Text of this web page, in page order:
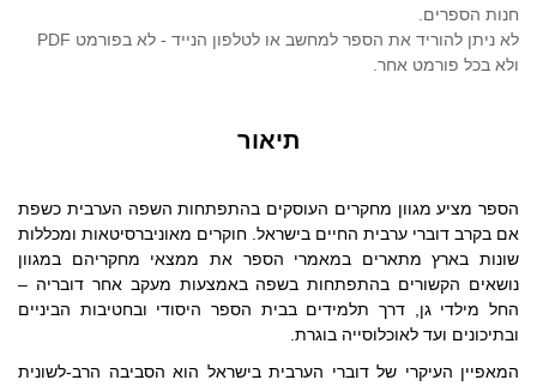
חנות הספרים.
לא ניתן להוריד את הספר למחשב או לטלפון הנייד - לא בפורמט PDF
ולא בכל פורמט אחר.
תיאור
הספר מציע מגוון מחקרים העוסקים בהתפתחות השפה הערבית כשפת
אם בקרב דוברי ערבית החיים בישראל. חוקרים מאוניברסיטאות ומכללות
שונות בארץ מתארים במאמרי הספר את ממצאי מחקריהם במגוון
נושאים הקשורים בהתפתחות בשפה באמצעות מעקב אחר דובריה –
החל מילדי גן, דרך תלמידים בבית הספר היסודי ובחטיבות הביניים
ובתיכונים ועד לאוכלוסייה בוגרת.
המאפיין העיקרי של דוברי הערבית בישראל הוא הסביבה הרב-לשונית